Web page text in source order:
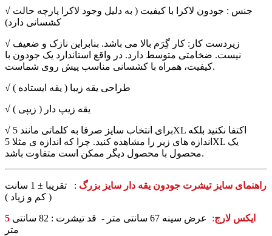
√ جنس : جودون لاکرا با کیفیت ( به دلیل وجود لاکرا پارچه حالت
√ زیردست کار: کار گِرَم بالا می باشد. بنابراین نازک و ضعیف
نیست. ضخامتی متوسط دارد. در واقع استاندارد یک جودون با
کیفیت، همراه با کشسانی مناسب پیش روی شماست.
√ یقه زیپ دار ( زیپی )
√ برای انتخاب سایز صرفا به کلماتی مانند 5XL اکتفا نکنید بلکه
اندازه های زیر را مشاهده کنید. چرا که اندازه ی مثلا 5XL یک
محصول با محصول دیگر ممکن است متفاوت باشد.
راهنمای سایز تیشرت جودون یقه دار سایز بزرگ
: تقریبا ± 1 سانت
5 ایکس لارج:
عرض سینه 67 سانتی متر - قد تیشرت : 82 سانتی
متر